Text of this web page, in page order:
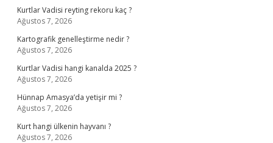
Kurtlar Vadisi reyting rekoru kaç ?
Ağustos 7, 2026
Kartografik genelleştirme nedir ?
Ağustos 7, 2026
Kurtlar Vadisi hangi kanalda 2025 ?
Ağustos 7, 2026
Hünnap Amasya’da yetişir mi ?
Ağustos 7, 2026
Kurt hangi ülkenin hayvanı ?
Ağustos 7, 2026